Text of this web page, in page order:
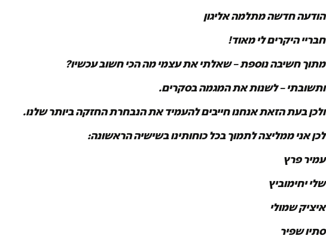
הודעה חדשה מתלמה אליגון
חבריי היקרים לי מאוד!
מתוך חשיבה נוספת – שאלתי את עצמי מה הכי חשוב עכשיו?
ותשובתי – לשנות את המגמה בסקרים.
ולכן בעת הזאת אנחנו חייבים להעמיד את הנבחרת החזקה ביותר שלנו.
לכן אני ממליצה לתמוך בכל כוחותינו בשישיה הראשונה:
עמיר פרץ
שלי יחימוביץ
איציק שמולי
סתיו שפיר